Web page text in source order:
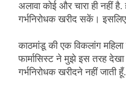
अलावा कोई और चारा ही नहीं
गर्भनिरोधक खरीद सकें।
काठमांडू की एक विकलांग
फार्मासिस्ट ने मुझे इस तरह
गर्भनिरोधक खरीदने नहीं जाती